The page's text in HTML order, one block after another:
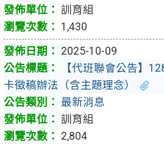
訓育組
1,430
2025-10-09
【代班聯會公告】
卡徵稿辦法（含主題理念）
最新消息
訓育組
2,804